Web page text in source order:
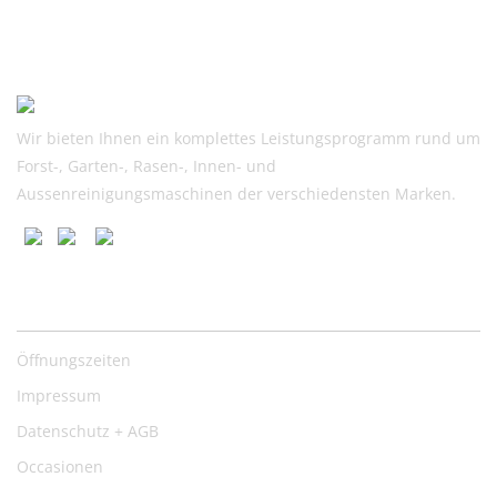
Wir bieten Ihnen ein komplettes Leistungsprogramm rund um
Forst-, Garten-, Rasen-, Innen- und
Aussenreinigungsmaschinen der verschiedensten Marken.
Öffnungszeiten
Impressum
Datenschutz + AGB
Occasionen